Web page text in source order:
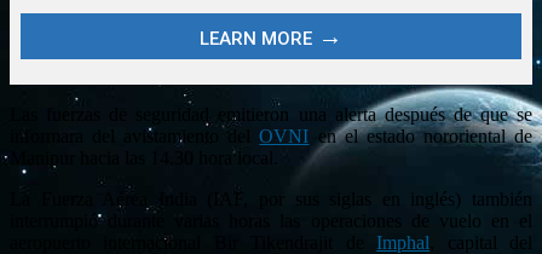
Las fuerzas de seguridad emitieron una alerta después de que se
informara del avistamiento delOVNI en el estado nororiental de
Manipur hacia las 14.30 hora local.
La Fuerza Aérea India (IAF, por sus siglas en inglés) también
interrumpió durante varias horas las operaciones de vuelo en el
aeropuerto internacional Bir Tikendrajit deImphal , capital del